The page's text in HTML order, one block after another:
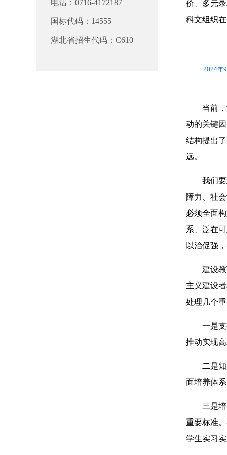
电话：0716-4172187
国标代码：14555
湖北省招生代码：C610
价、多元
科文组织
2024年
当前
动的关键
结构提出
远。
我们
障力、社
必须全面
系、泛在
以治促强
建设
主义建设
处理几个
一是
推动实现
二是
面培养体
三是
重要标准
学生实习